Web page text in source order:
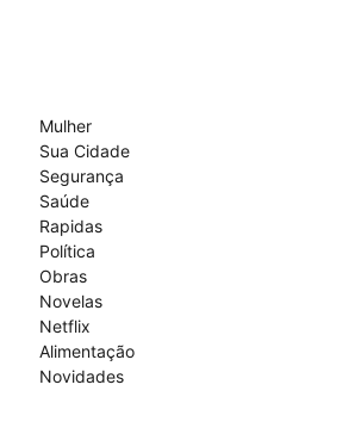
Mulher
Sua Cidade
Segurança
Saúde
Rapidas
Política
Obras
Novelas
Netflix
Alimentação
Novidades